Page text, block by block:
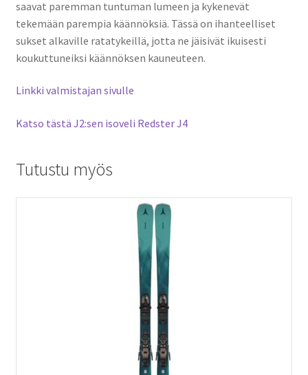
saavat paremman tuntuman lumeen ja kykenevät
tekemään parempia käännöksiä. Tässä on ihanteelliset
sukset alkaville ratatykeillä, jotta ne jäisivät ikuisesti
koukuttuneiksi käännöksen kauneuteen.
Linkki valmistajan sivulle
Katso tästä J2:sen isoveli Redster J4
Tutustu myös